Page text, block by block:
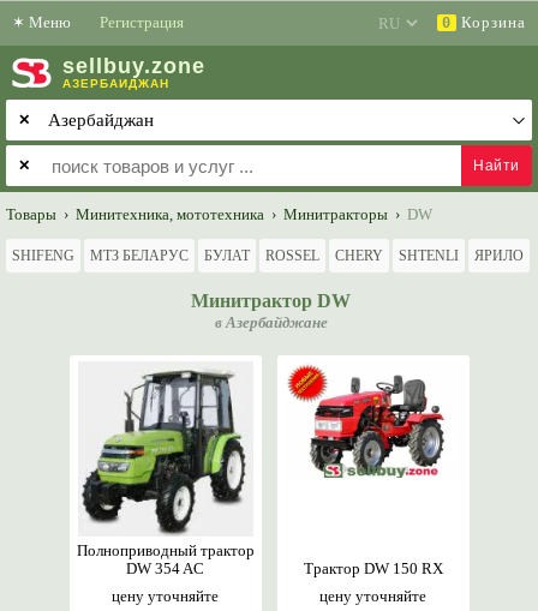
✶ Меню Регистрация 0 Корзина
sell buy.zone
АЗЕРБАЙДЖАН
✕
✕
Товары › Минитехника, мототехника › Минитракторы › DW
SHIFENG МТЗ БЕЛАРУС БУЛАТ ROSSEL CHERY SHTENLI ЯРИЛО
Минитрактор DW
в Азербайджане
цену уточняйте
Полноприводный трактор
DW 354 AC
цену уточняйте
Трактор DW 150 RX